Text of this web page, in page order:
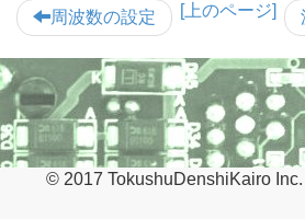
周波数の設定 [上のページ]
© 2017 TokushuDenshiKairo